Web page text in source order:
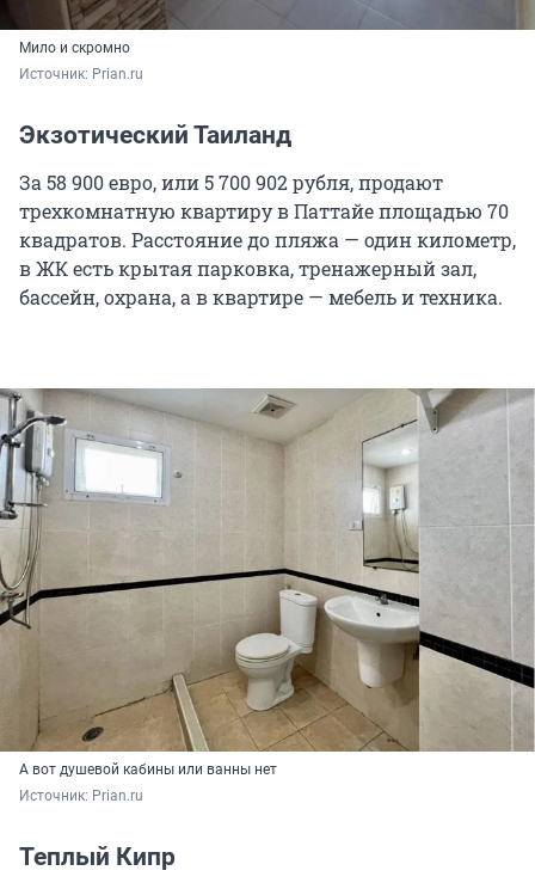
Мило и скромно
Источник: Prian.ru
Экзотический Таиланд
За 58 900 евро, или 5 700 902 рубля, продают
трехкомнатную квартиру в Паттайе площадью 70
квадратов. Расстояние до пляжа — один километр,
в ЖК есть крытая парковка, тренажерный зал,
бассейн, охрана, а в квартире — мебель и техника.
А вот душевой кабины или ванны нет
Источник: Prian.ru
Теплый Кипр